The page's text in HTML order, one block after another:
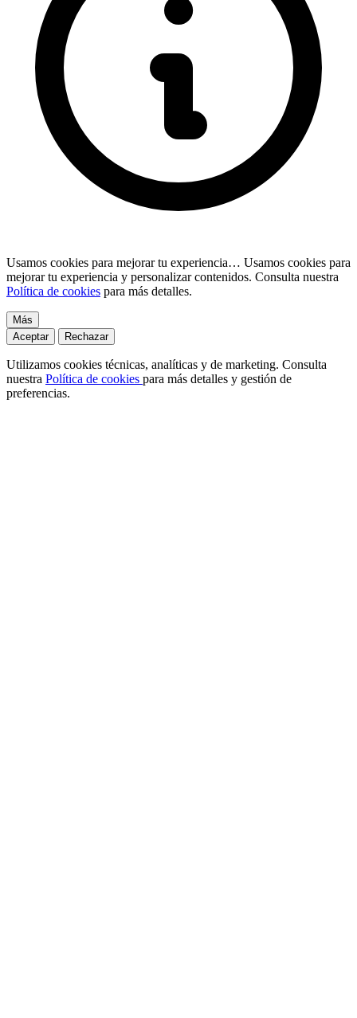
Usamos cookies para mejorar tu experiencia… Usamos cookies para
mejorar tu experiencia y personalizar contenidos. Consulta nuestra
Política de cookies para más detalles.
Más
Aceptar
Rechazar
Utilizamos cookies técnicas, analíticas y de marketing. Consulta
nuestra Política de cookies para más detalles y gestión de
preferencias.